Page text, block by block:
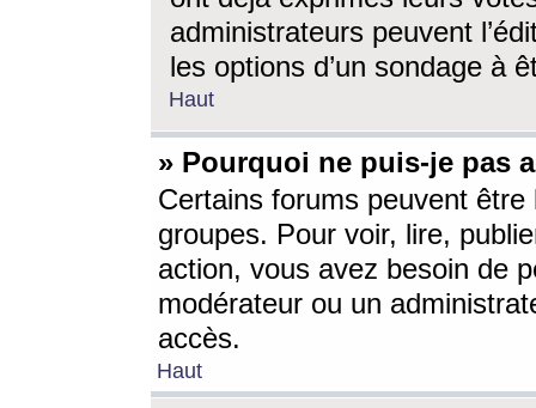
administrateurs peuvent
les options d’un sondage à
Haut
» Pourquoi ne puis-je pas
Certains forums peuvent être
groupes. Pour voir, lire,
action, vous avez besoin de
modérateur ou un
accès.
Haut